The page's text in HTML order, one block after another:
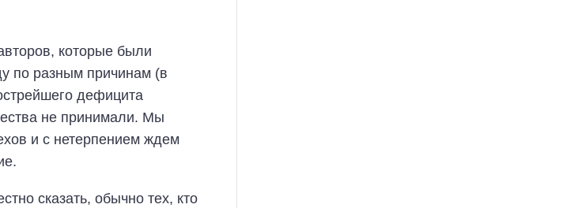
которые были
по разным причинам (в
дефицита
не принимали. Мы
и с нетерпением ждем
сказать, обычно тех, кто